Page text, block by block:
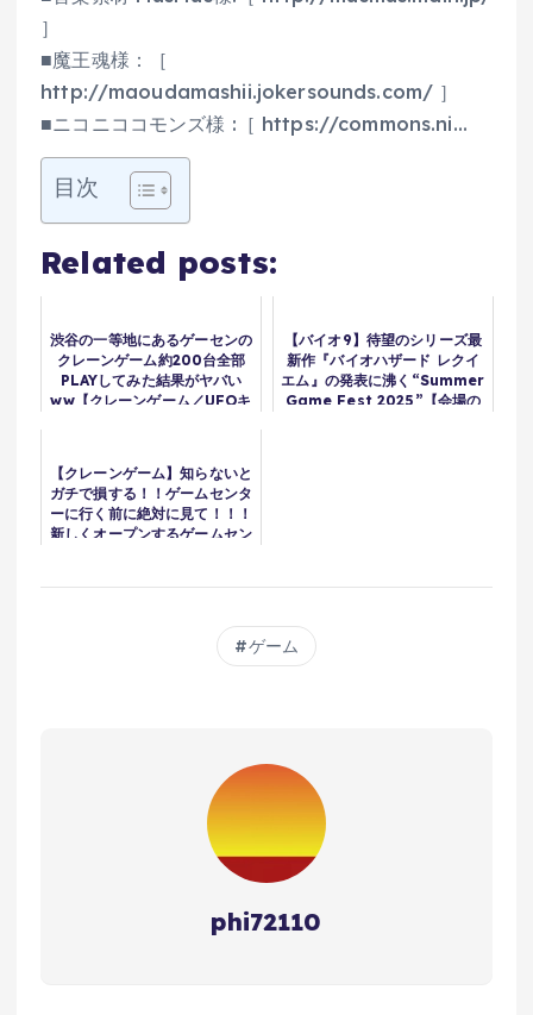
］
■魔王魂様：［
http://maoudamashii.jokersounds.com/ ］
■ニコニココモンズ様 :［ https://commons.ni…
目次
Related posts:
渋谷の一等地にあるゲーセンの
クレーンゲーム約200台全部
PLAYしてみた結果がヤバい
ww【クレーンゲーム／UFOキ
【バイオ9】待望のシリーズ最
新作『バイオハザード レクイ
エム』の発表に沸く“Summer
Game Fest 2025”【会場の
【クレーンゲーム】知らないと
ガチで損する！！ゲームセンタ
ーに行く前に絶対に見て！！！
新しくオープンするゲームセン
ゲーム
phi72110